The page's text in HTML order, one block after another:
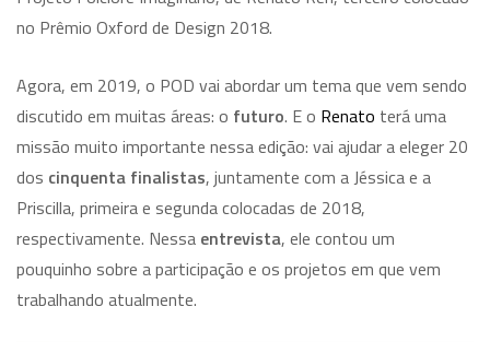
no Prêmio Oxford de Design 2018.
Agora, em 2019, o POD vai abordar um tema que vem sendo
discutido em muitas áreas: o futuro. E o Renato terá uma
missão muito importante nessa edição: vai ajudar a eleger 20
dos cinquenta finalistas, juntamente com a Jéssica e a
Priscilla, primeira e segunda colocadas de 2018,
respectivamente. Nessa entrevista, ele contou um
pouquinho sobre a participação e os projetos em que vem
trabalhando atualmente.